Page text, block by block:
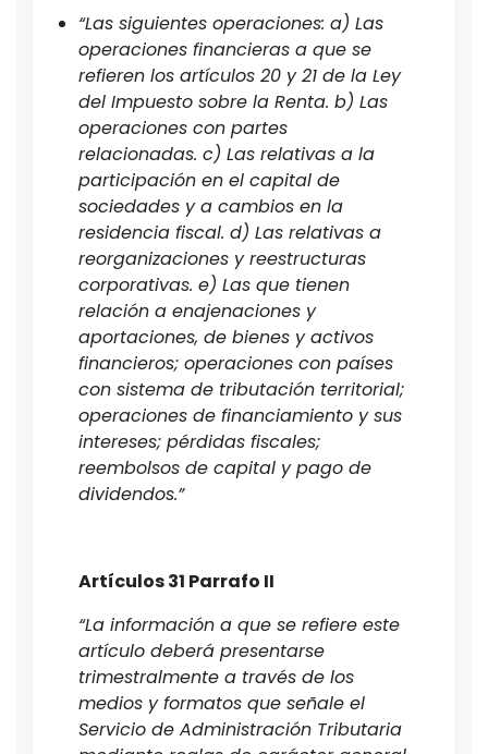
“Las siguientes operaciones: a) Las
operaciones financieras a que se
refieren los artículos 20 y 21 de la Ley
del Impuesto sobre la Renta. b) Las
operaciones con partes
relacionadas. c) Las relativas a la
participación en el capital de
sociedades y a cambios en la
residencia fiscal. d) Las relativas a
reorganizaciones y reestructuras
corporativas. e) Las que tienen
relación a enajenaciones y
aportaciones, de bienes y activos
financieros; operaciones con países
con sistema de tributación territorial;
operaciones de financiamiento y sus
intereses; pérdidas fiscales;
reembolsos de capital y pago de
dividendos.”
Artículos 31 Parrafo II
“La información a que se refiere este
artículo deberá presentarse
trimestralmente a través de los
medios y formatos que señale el
Servicio de Administración Tributaria